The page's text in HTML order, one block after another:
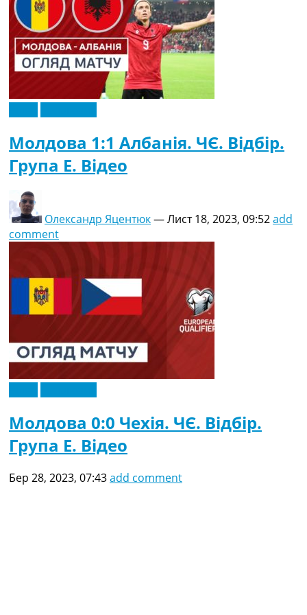
Молдова 1:1 Албанія. ЧЄ. Відбір.
Група E. Відео
Олександр Яцентюк—Лист 18, 2023, 09:52add
comment
Молдова 0:0 Чехія. ЧЄ. Відбір.
Група E. Відео
Бер 28, 2023, 07:43add comment